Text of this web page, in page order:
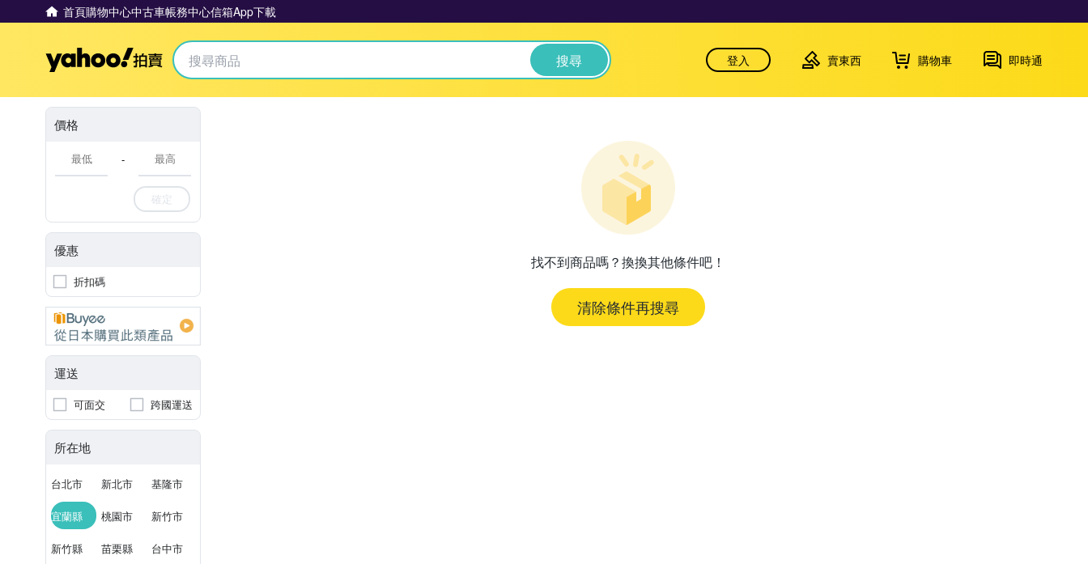
首頁購物中心中古車帳務中心信箱App下載
Yahoo拍賣 搜尋 登入 賣東西 購物車 即時通
價格
-
確定
優惠
折扣碼
運送
可面交 跨國運送
所在地
台北市 新北市 基隆市
宜蘭縣 桃園市 新竹市
新竹縣 苗栗縣 台中市
找不到商品嗎？換換其他條件吧！
清除條件再搜尋